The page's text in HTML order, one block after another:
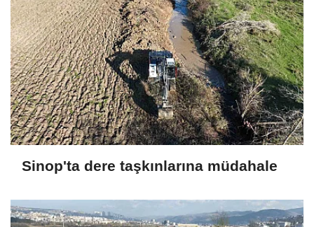
Sinop'ta dere taşkınlarına müdahale